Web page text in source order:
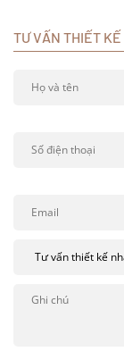
TƯ VẤN THIẾT KẾ